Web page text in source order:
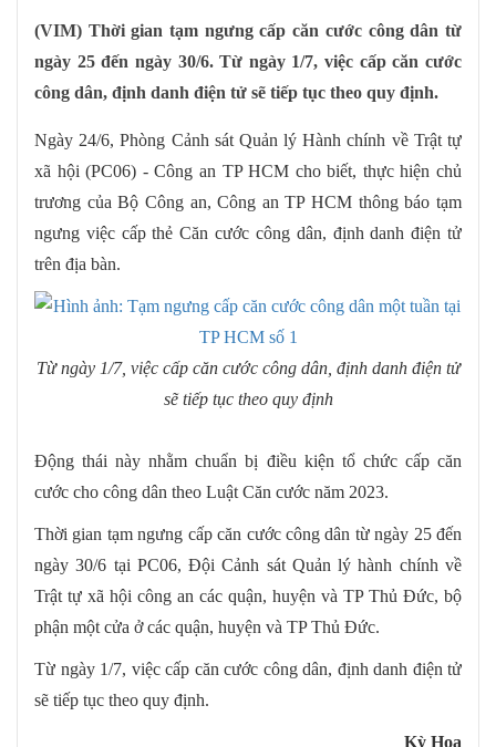
(VIM) Thời gian tạm ngưng cấp căn cước công dân từ
ngày 25 đến ngày 30/6. Từ ngày 1/7, việc cấp căn cước
công dân, định danh điện tử sẽ tiếp tục theo quy định.
Ngày 24/6, Phòng Cảnh sát Quản lý Hành chính về Trật tự
xã hội (PC06) - Công an TP HCM cho biết, thực hiện chủ
trương của Bộ Công an, Công an TP HCM thông báo tạm
ngưng việc cấp thẻ Căn cước công dân, định danh điện tử
trên địa bàn.
Từ ngày 1/7, việc cấp căn cước công dân, định danh điện tử
sẽ tiếp tục theo quy định
Động thái này nhằm chuẩn bị điều kiện tổ chức cấp căn
cước cho công dân theo Luật Căn cước năm 2023.
Thời gian tạm ngưng cấp căn cước công dân từ ngày 25 đến
ngày 30/6 tại PC06, Đội Cảnh sát Quản lý hành chính về
Trật tự xã hội công an các quận, huyện và TP Thủ Đức, bộ
phận một cửa ở các quận, huyện và TP Thủ Đức.
Từ ngày 1/7, việc cấp căn cước công dân, định danh điện tử
sẽ tiếp tục theo quy định.
Kỳ Hoa